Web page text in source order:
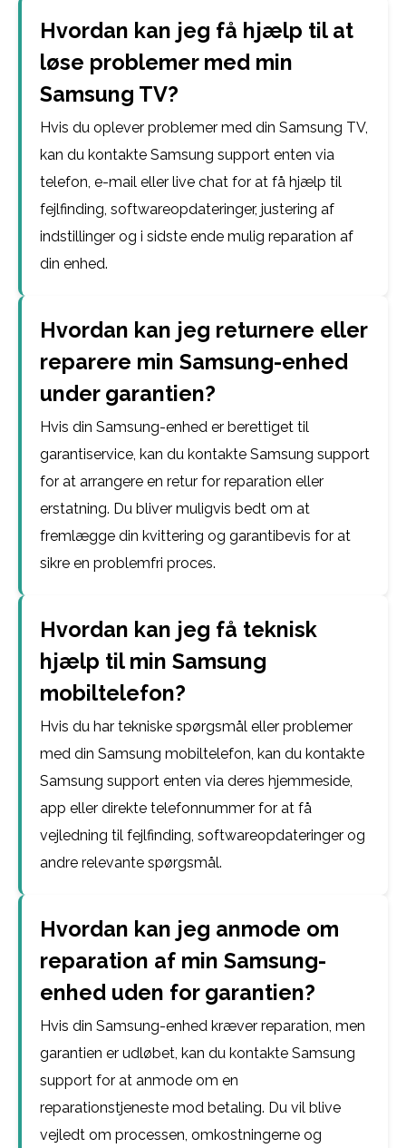
Hvordan kan jeg få hjælp til at
løse problemer med min
Samsung TV?
Hvis du oplever problemer med din Samsung TV,
kan du kontakte Samsung support enten via
telefon, e-mail eller live chat for at få hjælp til
fejlfinding, softwareopdateringer, justering af
indstillinger og i sidste ende mulig reparation af
din enhed.
Hvordan kan jeg returnere eller
reparere min Samsung-enhed
under garantien?
Hvis din Samsung-enhed er berettiget til
garantiservice, kan du kontakte Samsung support
for at arrangere en retur for reparation eller
erstatning. Du bliver muligvis bedt om at
fremlægge din kvittering og garantibevis for at
sikre en problemfri proces.
Hvordan kan jeg få teknisk
hjælp til min Samsung
mobiltelefon?
Hvis du har tekniske spørgsmål eller problemer
med din Samsung mobiltelefon, kan du kontakte
Samsung support enten via deres hjemmeside,
app eller direkte telefonnummer for at få
vejledning til fejlfinding, softwareopdateringer og
andre relevante spørgsmål.
Hvordan kan jeg anmode om
reparation af min Samsung-
enhed uden for garantien?
Hvis din Samsung-enhed kræver reparation, men
garantien er udløbet, kan du kontakte Samsung
support for at anmode om en
reparationstjeneste mod betaling. Du vil blive
vejledt om processen, omkostningerne og